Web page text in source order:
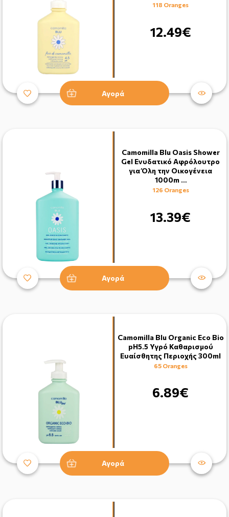
118 Oranges
12.49€
Αγορά
Camomilla Blu Oasis Shower
Gel Ενυδατικό Αφρόλουτρο
για Όλη την Οικογένεια
1000m …
126 Oranges
13.39€
Αγορά
Camomilla Blu Organic Eco Bio
pH5.5 Υγρό Καθαρισμού
Ευαίσθητης Περιοχής 300ml
65 Oranges
6.89€
Αγορά